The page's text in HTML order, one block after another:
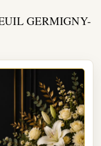
GERMIGNY-